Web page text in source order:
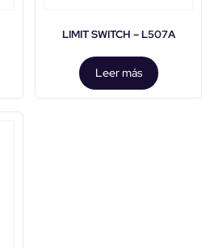
LIMIT SWITCH – L507A
Leer más